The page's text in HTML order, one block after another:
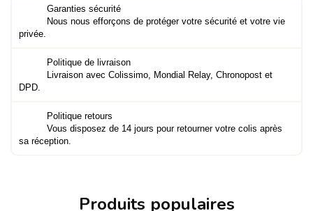
Garanties sécurité
Nous nous efforçons de protéger votre sécurité et votre vie
privée.
Politique de livraison
Livraison avec Colissimo, Mondial Relay, Chronopost et
DPD.
Politique retours
Vous disposez de 14 jours pour retourner votre colis après
sa réception.
Produits populaires